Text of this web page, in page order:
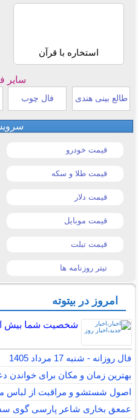
استخاره با قرآن
سایر
طالع بینی هندی فال چوب
قیمت خودرو
قیمت طلا و سکه
قیمت دلار
قیمت موبایل
قیمت تبلت
تیتر روزنامه ها
امروز در بیتوته
شخصیت شما بیش از
فال روزانه - شنبه 17 مرداد 1405
بهترین زمان و مکان برای خواندن
اصول شستشو و مراقبت از لباس
عمعق بخاری شاعر پارسی گوی